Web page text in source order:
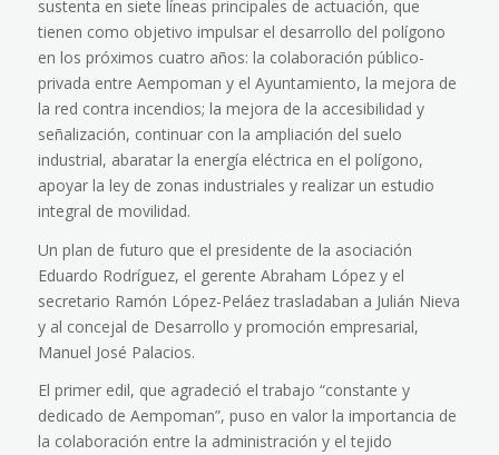
sustenta en siete líneas principales de actuación, que
tienen como objetivo impulsar el desarrollo del polígono
en los próximos cuatro años: la colaboración público-
privada entre Aempoman y el Ayuntamiento, la mejora de
la red contra incendios; la mejora de la accesibilidad y
señalización, continuar con la ampliación del suelo
industrial, abaratar la energía eléctrica en el polígono,
apoyar la ley de zonas industriales y realizar un estudio
integral de movilidad.
Un plan de futuro que el presidente de la asociación
Eduardo Rodríguez, el gerente Abraham López y el
secretario Ramón López-Peláez trasladaban a Julián Nieva
y al concejal de Desarrollo y promoción empresarial,
Manuel José Palacios.
El primer edil, que agradeció el trabajo “constante y
dedicado de Aempoman”, puso en valor la importancia de
la colaboración entre la administración y el tejido